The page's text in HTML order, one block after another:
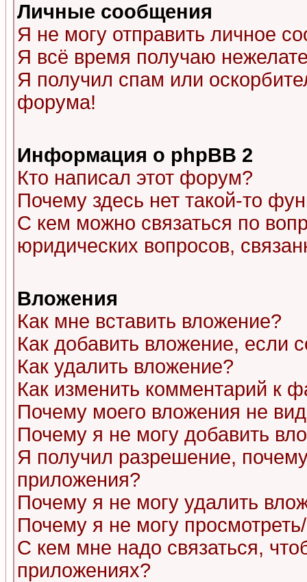
Личные сообщения
Я не могу отправить личное
Я всё время получаю
Я получил спам или
форума!
Информация о phpBB 2
Кто написал этот форум?
Почему здесь нет такой-то
С кем можно связаться по
юридических вопросов,
Вложения
Как мне вставить вложение?
Как добавить вложение, если
Как удалить вложение?
Как изменить комментарий к
Почему моего вложения не
Почему я не могу добавить
Я получил разрешение,
приложения?
Почему я не могу удалить
Почему я не могу
С кем мне надо связаться,
приложениях?